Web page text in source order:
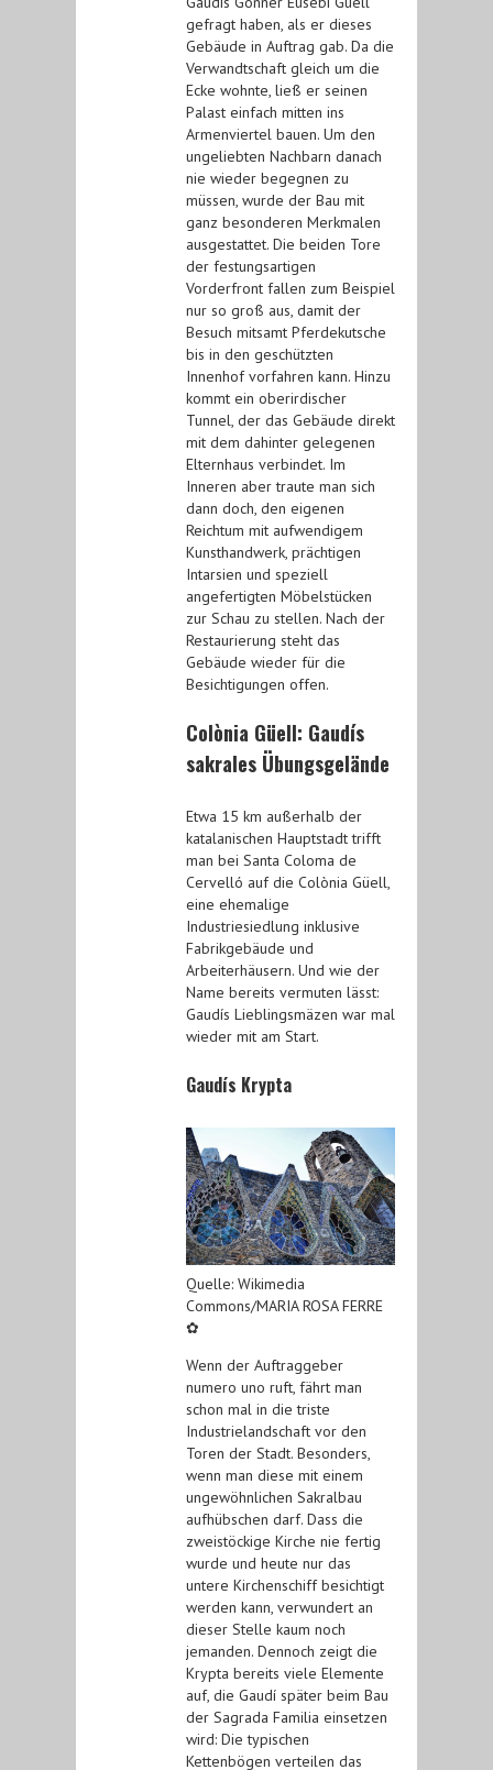
gefragt haben, als er dieses
Gebäude in Auftrag gab. Da die
Verwandtschaft gleich um die
Ecke wohnte, ließ er seinen
Palast einfach mitten ins
Armenviertel bauen. Um den
ungeliebten Nachbarn danach
nie wieder begegnen zu
müssen, wurde der Bau mit
ganz besonderen Merkmalen
ausgestattet. Die beiden Tore
der festungsartigen
Vorderfront fallen zum Beispiel
nur so groß aus, damit der
Besuch mitsamt Pferdekutsche
bis in den geschützten
Innenhof vorfahren kann. Hinzu
kommt ein oberirdischer
Tunnel, der das Gebäude direkt
mit dem dahinter gelegenen
Elternhaus verbindet. Im
Inneren aber traute man sich
dann doch, den eigenen
Reichtum mit aufwendigem
Kunsthandwerk, prächtigen
Intarsien und speziell
angefertigten Möbelstücken
zur Schau zu stellen. Nach der
Restaurierung steht das
Gebäude wieder für die
Besichtigungen offen.
Colònia Güell: Gaudís
sakrales Übungsgelände
Etwa 15 km außerhalb der
katalanischen Hauptstadt trifft
man bei Santa Coloma de
Cervelló auf die Colònia Güell,
eine ehemalige
Industriesiedlung inklusive
Fabrikgebäude und
Arbeiterhäusern. Und wie der
Name bereits vermuten lässt:
Gaudís Lieblingsmäzen war mal
wieder mit am Start.
Gaudís Krypta
Quelle: Wikimedia
Commons/MARIA ROSA FERRE
✿
Wenn der Auftraggeber
numero uno ruft, fährt man
schon mal in die triste
Industrielandschaft vor den
Toren der Stadt. Besonders,
wenn man diese mit einem
ungewöhnlichen Sakralbau
aufhübschen darf. Dass die
zweistöckige Kirche nie fertig
wurde und heute nur das
untere Kirchenschiff besichtigt
werden kann, verwundert an
dieser Stelle kaum noch
jemanden. Dennoch zeigt die
Krypta bereits viele Elemente
auf, die Gaudí später beim Bau
der Sagrada Familia einsetzen
wird: Die typischen
Kettenbögen verteilen das